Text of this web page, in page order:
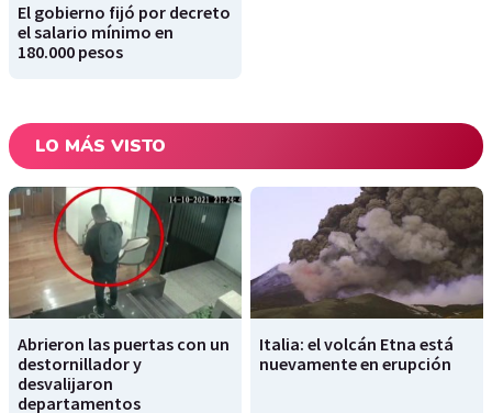
El gobierno fijó por decreto
el salario mínimo en
180.000 pesos
LO MÁS VISTO
Abrieron las puertas con un
destornillador y
desvalijaron
departamentos
Italia: el volcán Etna está
nuevamente en erupción